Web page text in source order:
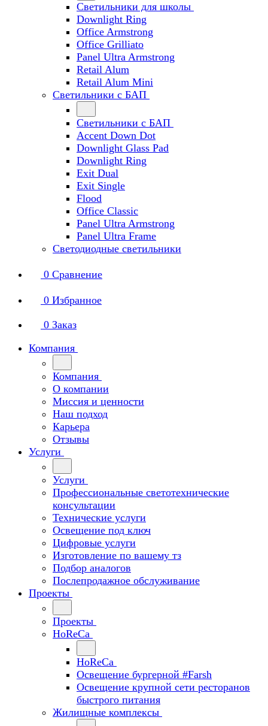
Светильники для школы
Downlight Ring
Office Armstrong
Office Grilliato
Panel Ultra Armstrong
Retail Alum
Retail Alum Mini
Светильники с БАП
Светильники с БАП
Accent Down Dot
Downlight Glass Pad
Downlight Ring
Exit Dual
Exit Single
Flood
Office Classic
Panel Ultra Armstrong
Panel Ultra Frame
Светодиодные светильники
0 Сравнение
0 Избранное
0 Заказ
Компания
Компания
О компании
Миссия и ценности
Наш подход
Карьера
Отзывы
Услуги
Услуги
Профессиональные светотехнические
консультации
Технические услуги
Освещение под ключ
Цифровые услуги
Изготовление по вашему тз
Подбор аналогов
Послепродажное обслуживание
Проекты
Проекты
HoReCa
HoReCa
Освещение бургерной #Farsh
Освещение крупной сети ресторанов
быстрого питания
Жилищные комплексы